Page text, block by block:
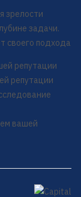
зрелости
задачи.
своего подхода
репутации
репутации
вашей